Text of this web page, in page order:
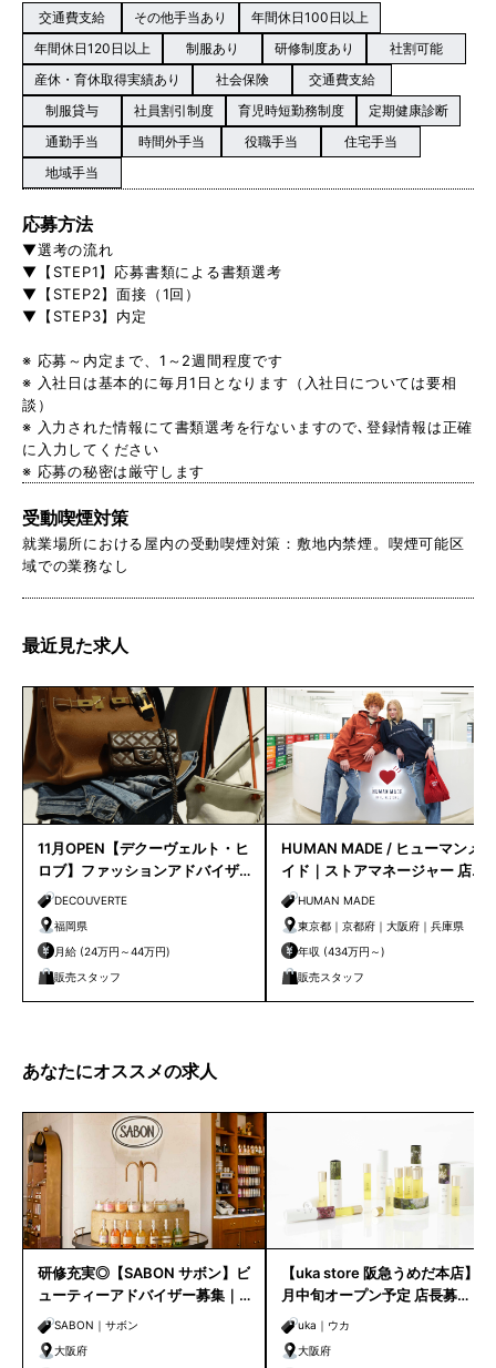
交通費支給 その他手当あり
年間休日100日以上
年間休日120日以上
制服あり 研修制度あり
社割可能
産休・育休取得実績あり
社会保険
交通費支給
制服貸与
社員割引制度 育児時短勤務制度
定期健康診断
通勤手当
時間外手当 役職手当
住宅手当
地域手当
応募方法
▼選考の流れ
▼【STEP1】応募書類による書類選考
▼【STEP2】面接（1回）
▼【STEP3】内定
※ 応募～内定まで、1～2週間程度です
※ 入社日は基本的に毎月1日となります（入社日については要相
談）
※ 入力された情報にて書類選考を行ないますので､登録情報は正確
に入力してください
※ 応募の秘密は厳守します
受動喫煙対策
就業場所における屋内の受動喫煙対策：敷地内禁煙。喫煙可能区
域での業務なし
最近見た求人
11月OPEN【デクーヴェルト・ヒ
ロブ】ファッションアドバイザ
ー｜天神店
DECOUVERTE
福岡県
月給 (24万円～44万円)
販売スタッフ
HUMAN MADE / ヒューマンメ
イド｜ストアマネージャー 店長
候補HUMAN MADE
東京都｜京都府｜大阪府｜兵庫県
年収 (434万円～)
販売スタッフ
あなたにオススメの求人
研修充実◎【SABON サボン】ビ
ューティーアドバイザー募集｜
男女問わず活躍中！ルクア大阪
SABON｜サボン
大阪府
【uka store 阪急うめだ本店】９
月中旬オープン予定 店長募
集！！ マネジメント経験者大歓
迎！
uka｜ウカ
大阪府